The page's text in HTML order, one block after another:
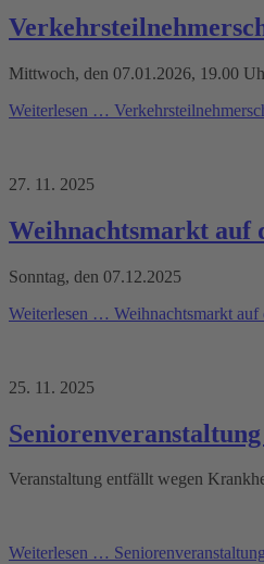
Mittwoch, den 07.01.2026, 19.00
Weiterlesen …
27. 11. 2025
Weihnachtsmarkt auf
Sonntag, den 07.12.2025
Weiterlesen … Weihnachtsmarkt
25. 11. 2025
Veranstaltung entfällt wegen
Weiterlesen …